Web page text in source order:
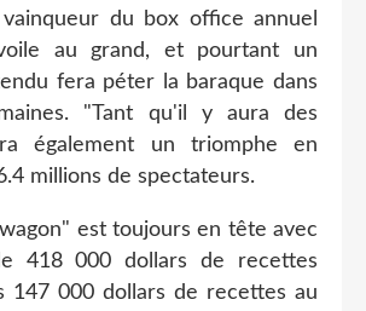
du box office annuel
au grand, et pourtant un
fera péter la baraque dans
"Tant qu'il y aura des
également un triomphe en
millions de spectateurs.
est toujours en tête avec
418 000 dollars de recettes
147 000 dollars de recettes au